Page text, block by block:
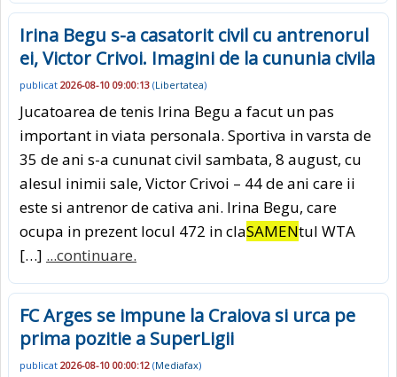
Irina Begu s-a casatorit civil cu antrenorul
ei, Victor Crivoi. Imagini de la cununia civila
publicat 2026-08-10 09:00:13 (Libertatea)
Jucatoarea de tenis Irina Begu a facut un pas
important in viata personala. Sportiva in varsta de
35 de ani s-a cununat civil sambata, 8 august, cu
alesul inimii sale, Victor Crivoi – 44 de ani care ii
este si antrenor de cativa ani. Irina Begu, care
ocupa in prezent locul 472 in claSAMENtul WTA
[…] ...continuare.
FC Arges se impune la Craiova si urca pe
prima pozitie a SuperLigii
publicat 2026-08-10 00:00:12 (Mediafax)